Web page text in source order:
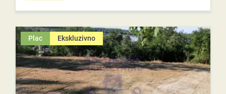
Plac Ekskluzivno